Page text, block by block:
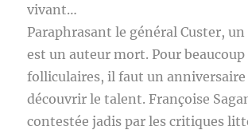
vivant…
Paraphrasant le général Custer,
est un auteur mort. Pour beaucoup
folliculaires, il faut un
découvrir le talent. Françoise
contestée jadis par les critiques